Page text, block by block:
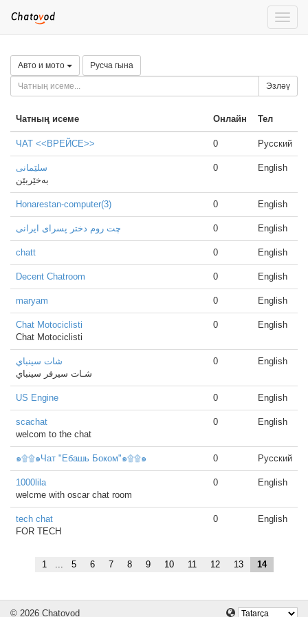
Toggle
Авто и мото Русча гына
Эзләү
Чатның исеме Онлайн Тел
ЧАТ <<ВРЕЙСЕ>> 0 Русский
سلێمانی
بەخێربێن
0 English
Honarestan-computer(3) 0 English
چت روم دختر پسرای ایرانی 0 English
chatt 0 English
Decent Chatroom 0 English
maryam 0 English
Chat Motociclisti
Chat Motociclisti
0 English
شات سينباي
شـات سيرفر سينباي
0 English
US Engine 0 English
scachat
welcom to the chat
0 English
๑۩۩๑Чат "Ебашь Боком"๑۩۩๑ 0 Русский
1000lila
welcme with oscar chat room
0 English
tech chat
FOR TECH
0 English
1 ... 5 6 7 8 9 10 11 12 13 14
© 2026 Chatovod